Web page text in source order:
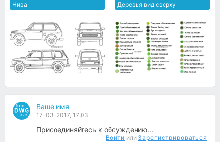
Нива Деревья вид сверху
Ваше имя
17-03-2017, 17:03
Присоединяйтесь к обсуждению...
Войти или Зарегистрироваться